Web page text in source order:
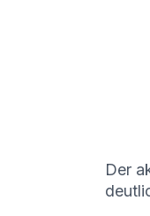
Der